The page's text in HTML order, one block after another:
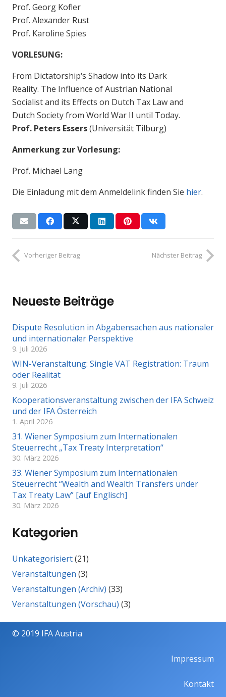
Prof. Georg Kofler
Prof. Alexander Rust
Prof. Karoline Spies
VORLESUNG:
From Dictatorship‘s Shadow into its Dark
Reality. The Influence of Austrian National
Socialist and its Effects on Dutch Tax Law and
Dutch Society from World War II until Today.
Prof. Peters Essers(Universität Tilburg)
Anmerkung zur Vorlesung:
Prof. Michael Lang
Die Einladung mit dem Anmeldelink finden Sie hier.
Vorheriger Beitrag Nächster Beitrag
Neueste Beiträge
Dispute Resolution in Abgabensachen aus nationaler
und internationaler Perspektive
9. Juli 2026
WIN-Veranstaltung: Single VAT Registration: Traum
oder Realität
9. Juli 2026
Kooperationsveranstaltung zwischen der IFA Schweiz
und der IFA Österreich
1. April 2026
31. Wiener Symposium zum Internationalen
Steuerrecht „Tax Treaty Interpretation“
30. März 2026
33. Wiener Symposium zum Internationalen
Steuerrecht “Wealth and Wealth Transfers under
Tax Treaty Law” [auf Englisch]
30. März 2026
Kategorien
Unkategorisiert(21)
Veranstaltungen (3)
Veranstaltungen (Archiv) (33)
Veranstaltungen (Vorschau) (3)
© 2019 IFA Austria
Impressum
Kontakt